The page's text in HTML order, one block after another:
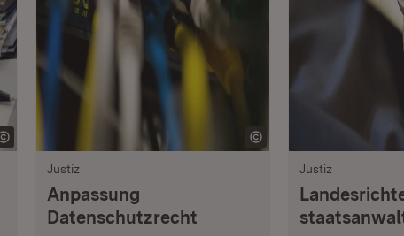
Justiz
Anpassung
Datenschutzrecht
Justiz